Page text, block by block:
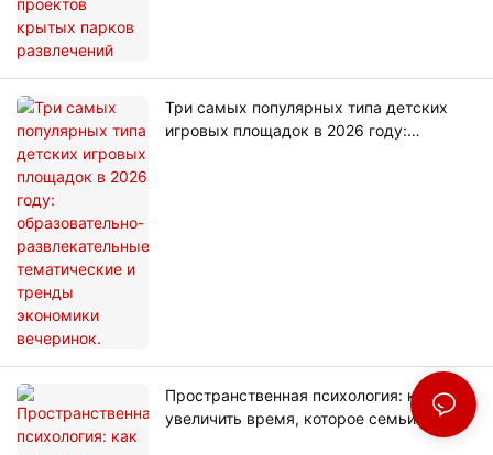
Три самых популярных типа детских
игровых площадок в 2026 году:
Пространственная психология: как
увеличить время, которое семьи